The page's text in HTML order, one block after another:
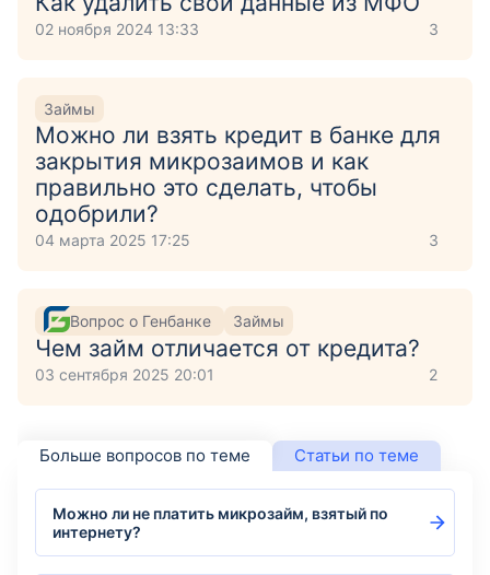
02 ноября 2024 13:33 3
Займы
Можно ли взять кредит в банке для
закрытия микрозаимов и как
правильно это сделать, чтобы
одобрили?
04 марта 2025 17:25 3
Вопрос о Генбанке Займы
Чем займ отличается от кредита?
03 сентября 2025 20:01 2
Больше вопросов по теме Статьи по теме
Можно ли не платить микрозайм, взятый по
интернету?